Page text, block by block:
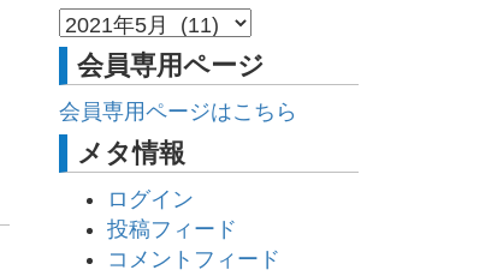
会員専用ページ
会員専用ページはこちら
メタ情報
ログイン
投稿フィード
コメントフィード